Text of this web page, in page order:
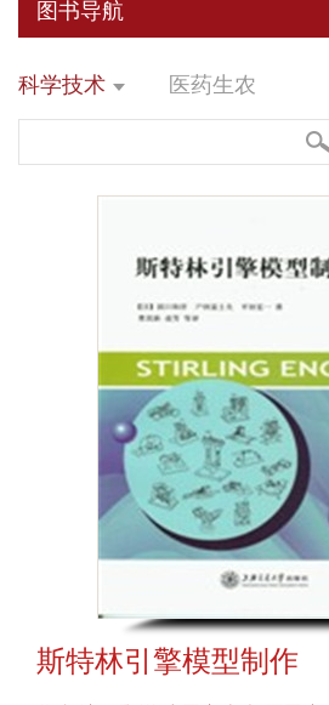
图书导航
科学技术 医药生农
斯特林引擎模型制作